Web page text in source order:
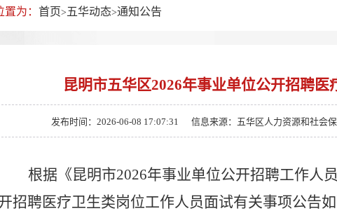
为： 首页> 五华动态>通知公告
昆明市五华区2026年事业单位公开招聘
发布时间：2026-06-08 17:07:31 信息来源：五华区人力资源和社会
根据《昆明市2026年事业单位公开招聘工作人
招聘医疗卫生类岗位工作人员面试有关事项公告如